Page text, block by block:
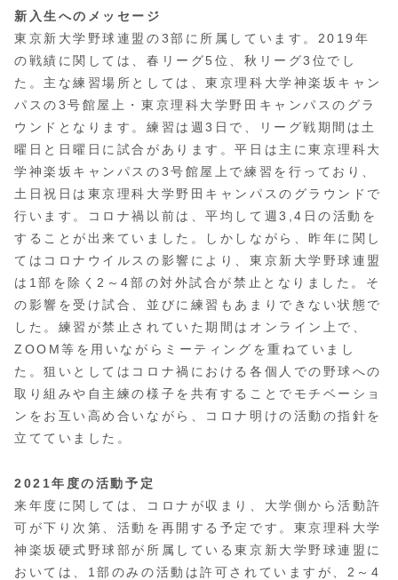
新入生へのメッセージ
東京新大学野球連盟の3部に所属しています。2019年
の戦績に関しては、春リーグ5位、秋リーグ3位でし
た。主な練習場所としては、東京理科大学神楽坂キャン
パスの3号館屋上・東京理科大学野田キャンパスのグラ
ウンドとなります。練習は週3日で、リーグ戦期間は土
曜日と日曜日に試合があります。平日は主に東京理科大
学神楽坂キャンパスの3号館屋上で練習を行っており、
土日祝日は東京理科大学野田キャンパスのグラウンドで
行います。コロナ禍以前は、平均して週3,4日の活動を
することが出来ていました。しかしながら、昨年に関し
てはコロナウイルスの影響により、東京新大学野球連盟
は1部を除く2～4部の対外試合が禁止となりました。そ
の影響を受け試合、並びに練習もあまりできない状態で
した。練習が禁止されていた期間はオンライン上で、
ZOOM等を用いながらミーティングを重ねていまし
た。狙いとしてはコロナ禍における各個人での野球への
取り組みや自主練の様子を共有することでモチベーショ
ンをお互い高め合いながら、コロナ明けの活動の指針を
立てていました。
2021年度の活動予定
来年度に関しては、コロナが収まり、大学側から活動許
可が下り次第、活動を再開する予定です。東京理科大学
神楽坂硬式野球部が所属している東京新大学野球連盟に
おいては、1部のみの活動は許可されていますが、2～4